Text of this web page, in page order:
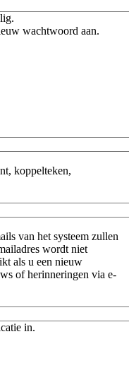
wachtwoord aan.
koppelteken,
van het systeem zullen
wordt niet
als u een nieuw
of herinneringen via e-
in.